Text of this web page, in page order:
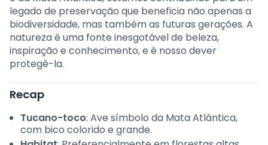
legado de preservação que beneficia não apenas a
biodiversidade, mas também as futuras gerações. A
natureza é uma fonte inesgotável de beleza,
inspiração e conhecimento, e é nosso dever
protegê-la.
Recap
Tucano-toco: Ave símbolo da Mata Atlântica,
com bico colorido e grande.